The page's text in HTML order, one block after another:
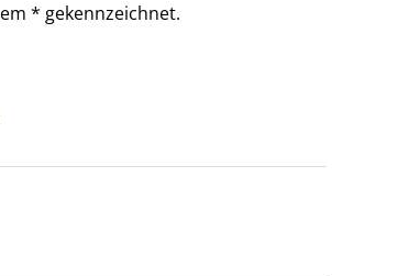
* gekennzeichnet.